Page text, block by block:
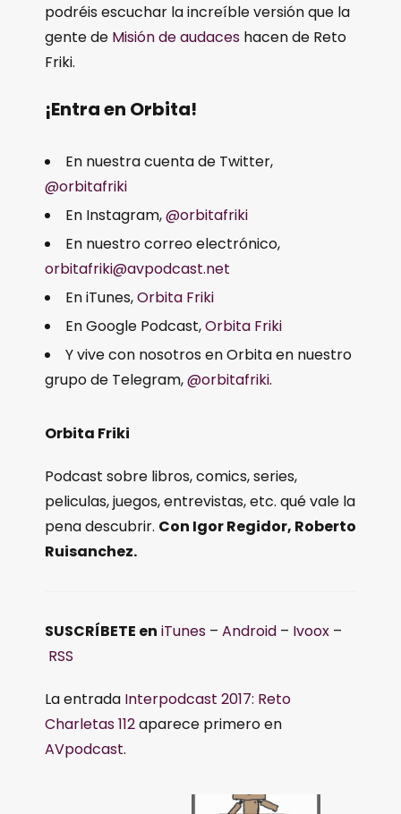
podréis escuchar la increíble versión que la
gente de Misión de audaces hacen de Reto
Friki.
¡Entra en Orbita!
En nuestra cuenta de Twitter,
@orbitafriki
En Instagram,@orbitafriki
En nuestro correo electrónico,
orbitafriki@avpodcast.net
En iTunes,Orbita Friki
En Google Podcast,Orbita Friki
Y vive con nosotros en Orbita en nuestro
grupo de Telegram,@orbitafriki.
Orbita Friki
Podcast sobre libros, comics, series,
peliculas, juegos, entrevistas, etc. qué vale la
pena descubrir. Con Igor Regidor, Roberto
Ruisanchez.
SUSCRÍBETE en iTunes – Android – Ivoox –
RSS
La entrada Interpodcast 2017: Reto
Charletas 112aparece primero en
AVpodcast.